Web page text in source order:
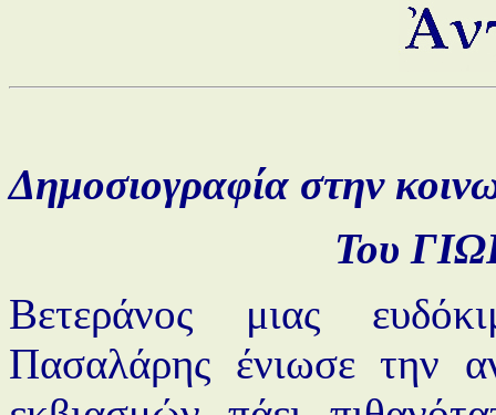
Δημοσιογραφία στην
Του
Βετεράνος μιας
Πασαλάρης ένιωσε την